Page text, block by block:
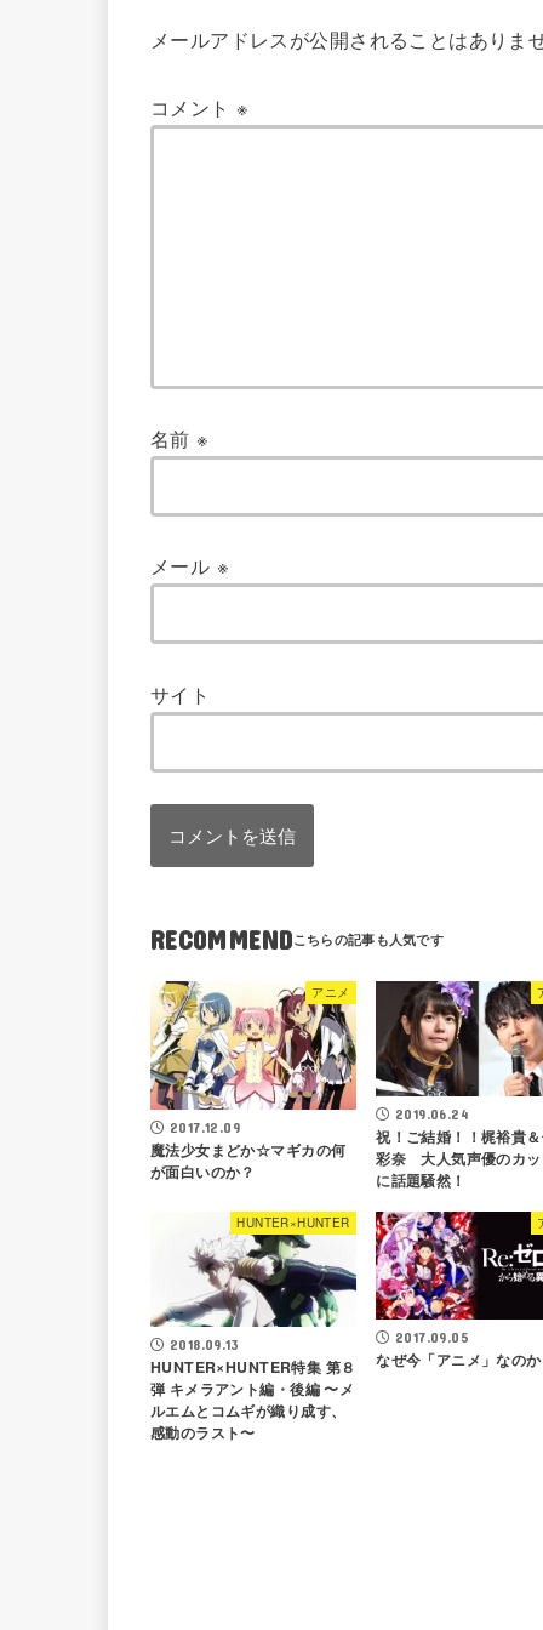
メールアドレスが公開されることはありま
コメント※
名前※
メール ※
サイト
RECOMMEND
アニメ
2017.12.09
魔法少女まどか☆マギカの何
が面白いのか？
2019.06.24
祝！ご結婚！！梶裕貴
彩奈 大人気声優のカ
に話題騒然！
HUNTER×HUNTER
2018.09.13
HUNTER×HUNTER特集 第８
弾 キメラアント編・後編 〜メ
ルエムとコムギが織り成す、
感動のラスト〜
2017.09.05
なぜ今「アニメ」なの